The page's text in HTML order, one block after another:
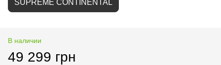
SUPREME CONTINENTAL
В наличии
49 299 грн